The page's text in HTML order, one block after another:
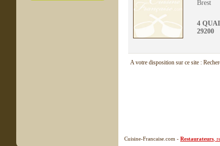
Brest
4
29200
A votre disposition sur ce site :
Cuisine-Francaise.com - Restaurateurs ,